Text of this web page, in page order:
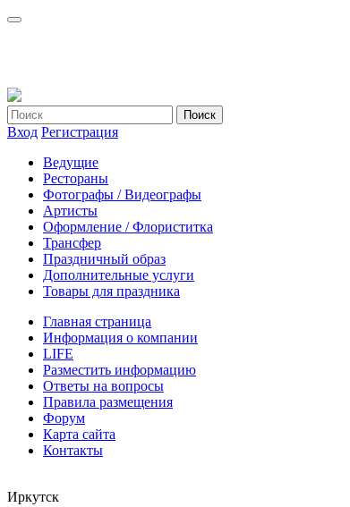
Вход Регистрация
Ведущие
Рестораны
Фотографы / Видеографы
Артисты
Оформление / Флориститка
Трансфер
Праздничный образ
Дополнительные услуги
Товары для праздника
Главная страница
Информация о компании
LIFE
Разместить информацию
Ответы на вопросы
Правила размещения
Форум
Карта сайта
Контакты
Иркутск